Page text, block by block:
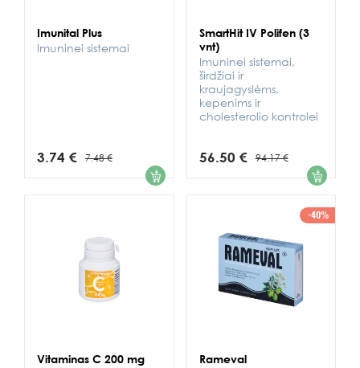
Imunital Plus
Imuninei sistemai
3.74 € 7.48 € 1
SmartHit IV Polifen (3
vnt)
Imuninei sistemai,
širdžiai ir
kraujagyslėms,
kepenims ir
cholesterolio kontrolei
56.50 € 94.17 € 1
Vitaminas C 200 mg
-40%
Rameval